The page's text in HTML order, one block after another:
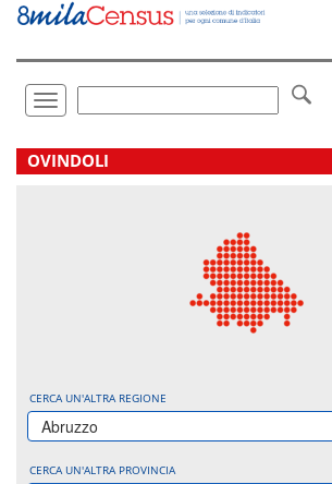
Vai
direttamente
Toggle
navigation
.
OVINDOLI
CERCA UN'ALTRA REGIONE
Abruzzo
CERCA UN'ALTRA PROVINCIA